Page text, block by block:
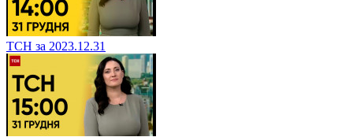
ТСН за 2023.12.31